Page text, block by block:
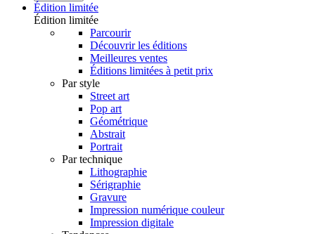
Édition limitée
Édition limitée
Parcourir
Découvrir les éditions
Meilleures ventes
Éditions limitées à petit prix
Par style
Street art
Pop art
Géométrique
Abstrait
Portrait
Par technique
Lithographie
Sérigraphie
Gravure
Impression numérique couleur
Impression digitale